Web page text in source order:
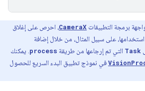
برمجة التطبيقات CameraX، احرص على إغلاق
استخدامها، على سبيل المثال، من خلال إضافة
Task التي تم إرجاعها من طريقة process . يمكنك
في نموذج تطبيق البدء السريع للحصول